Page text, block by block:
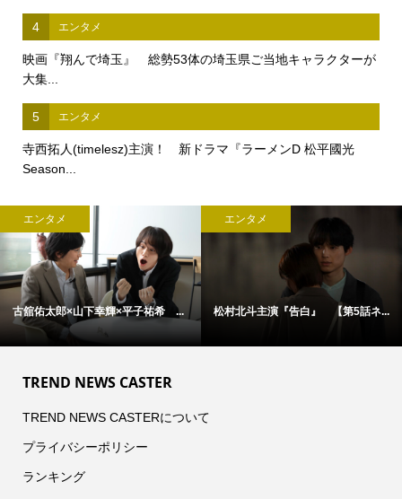
4 エンタメ
映画『翔んで埼玉』 総勢53体の埼玉県ご当地キャラクターが
大集...
5 エンタメ
寺西拓人(timelesz)主演！ 新ドラマ『ラーメンD 松平國光
Season...
エンタメ
古舘佑太郎×山下幸輝×平子祐希 ...
エンタメ
松村北斗主演『告白』 【第5話ネ...
TREND NEWS CASTER
TREND NEWS CASTERについて
プライバシーポリシー
ランキング